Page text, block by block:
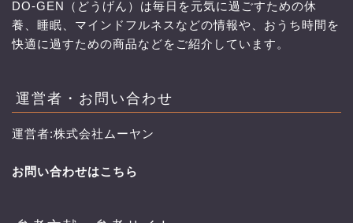
DO-GEN（どうげん）は毎日を元気に過ごすための休
養、睡眠、マインドフルネスなどの情報や、おうち時間を
快適に過すための商品などをご紹介しています。
運営者・お問い合わせ
運営者:株式会社ムーヤン
お問い合わせはこちら